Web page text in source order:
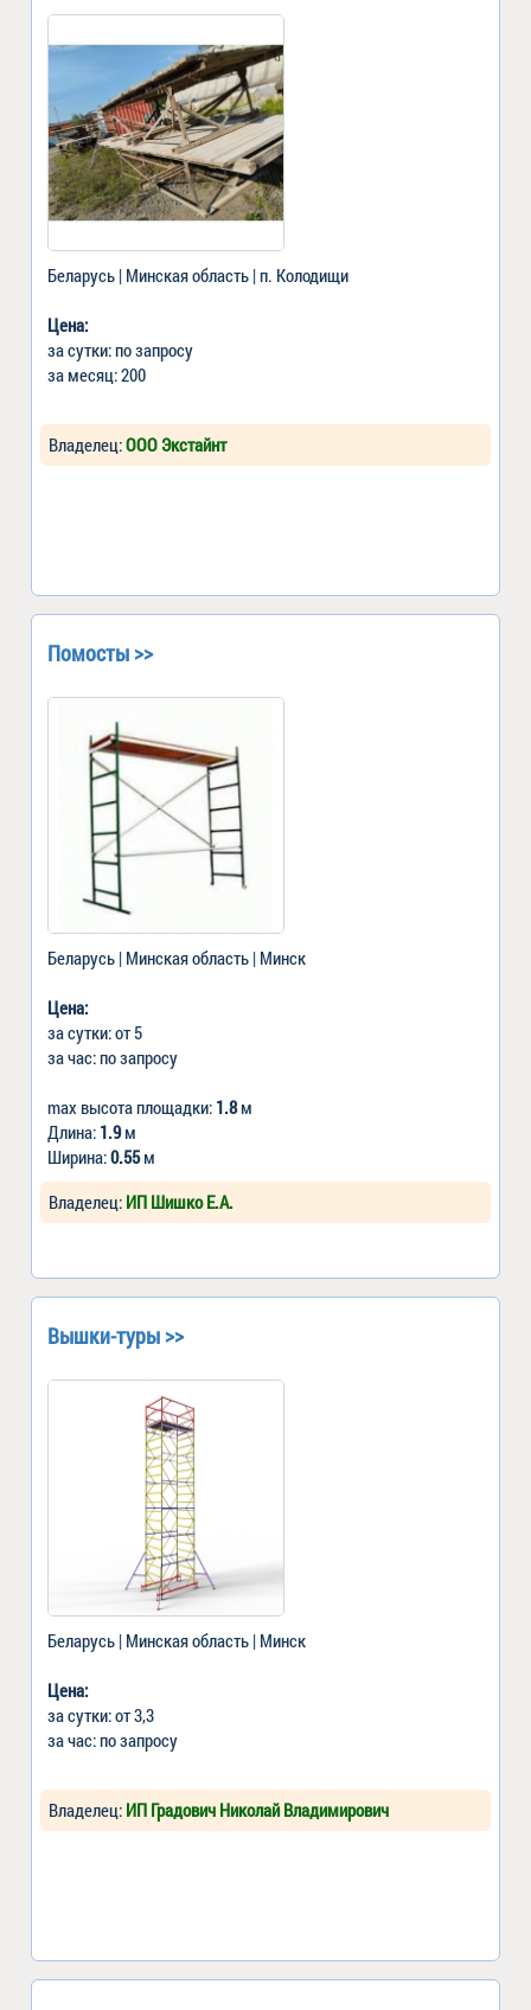
Беларусь | Минская область | п. Колодищи
Цена:
за сутки: по запросу
за месяц: 200
Владелец:ООО Экстайнт
Помосты >>
Беларусь | Минская область | Минск
Цена:
за сутки: от 5
за час: по запросу
max высота площадки: 1.8м
Длина: 1.9м
Ширина:0.55м
Владелец: ИП Шишко Е.А.
Вышки-туры >>
Беларусь | Минская область | Минск
Цена:
за сутки: от 3,3
за час: по запросу
Владелец: ИП Градович Николай Владимирович